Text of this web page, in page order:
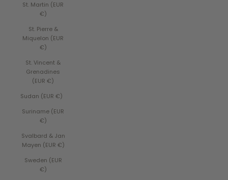
St. Martin (EUR
€)
St. Pierre &
Miquelon (EUR
€)
St. Vincent &
Grenadines
(EUR €)
Sudan (EUR €)
Suriname (EUR
€)
Svalbard & Jan
Mayen (EUR €)
Sweden (EUR
€)